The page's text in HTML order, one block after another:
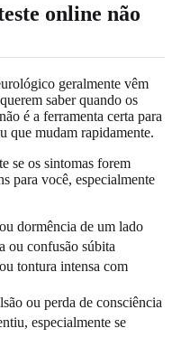
online não
geralmente vêm
saber quando os
é a ferramenta certa para
que mudam rapidamente.
se os sintomas forem
para você, especialmente
dormência de um lado
ou confusão súbita
tontura intensa com
ou perda de consciência
especialmente se